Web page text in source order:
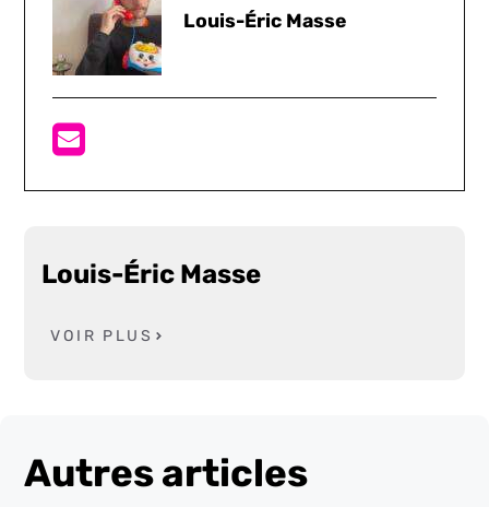
Louis-Éric Masse
Louis-Éric Masse
VOIR PLUS
Autres articles